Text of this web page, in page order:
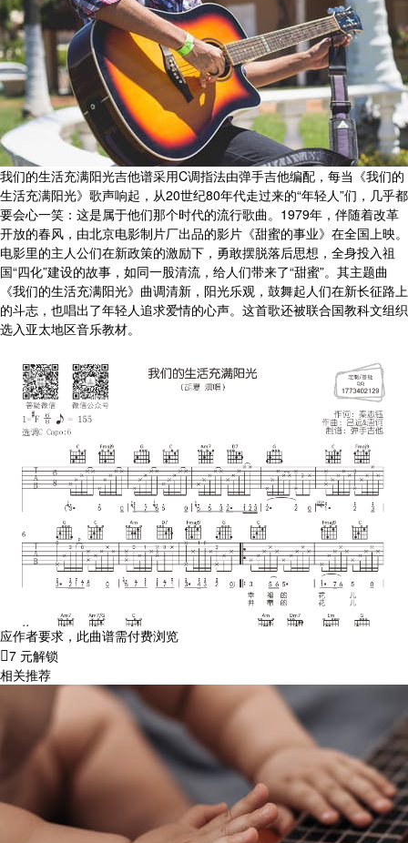
我们的生活充满阳光吉他谱采用C调指法由弹手吉他编配，每当《我们的
生活充满阳光》歌声响起，从20世纪80年代走过来的“年轻人”们，几乎都
要会心一笑：这是属于他们那个时代的流行歌曲。1979年，伴随着改革
开放的春风，由北京电影制片厂出品的影片《甜蜜的事业》在全国上映。
电影里的主人公们在新政策的激励下，勇敢摆脱落后思想，全身投入祖
国“四化”建设的故事，如同一股清流，给人们带来了“甜蜜”。其主题曲
《我们的生活充满阳光》曲调清新，阳光乐观，鼓舞起人们在新长征路上
的斗志，也唱出了年轻人追求爱情的心声。这首歌还被联合国教科文组织
选入亚太地区音乐教材。
应作者要求，此曲谱需付费浏览
7 元解锁
相关推荐